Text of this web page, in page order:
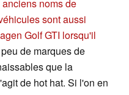
noms de
sont aussi
Golf GTI lorsqu'il
de marques de
que la
de hot hat. Si l'on en